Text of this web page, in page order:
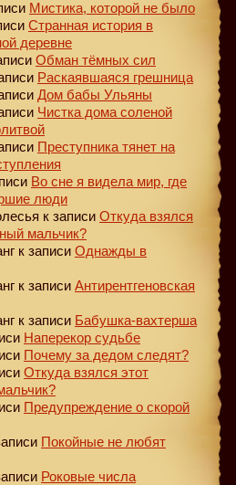
Мистика, которой не было
Странная история в
деревне
Обман тёмных сил
Раскаявшаяся грешница
Дом бабы Ульяны
Чистка дома соленой
Преступника тянет на
Во сне я видела мир, где
люди
к записи Откуда взялся
мальчик?
к записи Однажды в
к записи Антирентгеновская
к записи Бабушка-вахтерша
Наперекор судьбе
Почему за дедом следят?
Откуда взялся этот
Предупреждение о скорой
Покойные не любят
Роковые числа